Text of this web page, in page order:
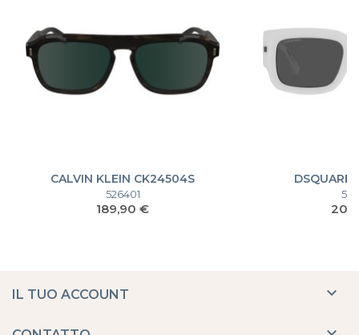
CALVIN KLEIN CK24504S
CK24504S
526401
Prezzo
189,90 €
IL TUO ACCOUNT 